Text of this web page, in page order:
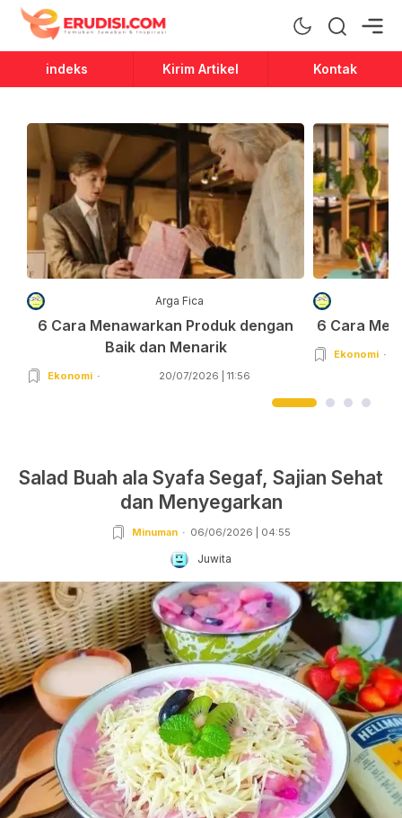
Erudisi
Temukan Jawaban dan Inspirasi
indeks Kirim Artikel Kontak
Arga Fica
6 Cara Menawarkan Produk dengan
Baik dan Menarik
Ekonomi 20/07/2026 | 11:56
6 Cara
Ekonomi
Salad Buah ala Syafa Segaf, Sajian Sehat
dan Menyegarkan
Minuman 06/06/2026 | 04:55
Juwita